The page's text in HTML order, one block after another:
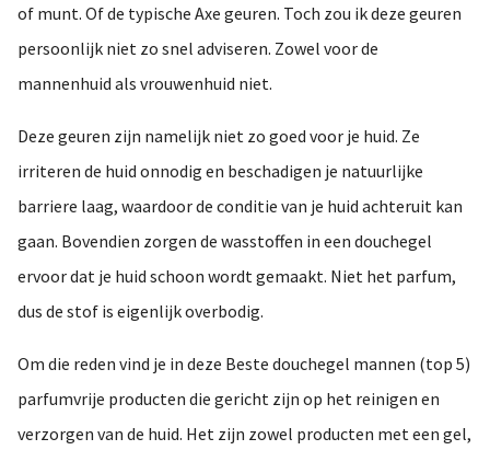
of munt. Of de typische Axe geuren. Toch zou ik deze geuren
persoonlijk niet zo snel adviseren. Zowel voor de
mannenhuid als vrouwenhuid niet.
Deze geuren zijn namelijk niet zo goed voor je huid. Ze
irriteren de huid onnodig en beschadigen je natuurlijke
barriere laag, waardoor de conditie van je huid achteruit kan
gaan. Bovendien zorgen de wasstoffen in een douchegel
ervoor dat je huid schoon wordt gemaakt. Niet het parfum,
dus de stof is eigenlijk overbodig.
Om die reden vind je in deze Beste douchegel mannen (top 5)
parfumvrije producten die gericht zijn op het reinigen en
verzorgen van de huid. Het zijn zowel producten met een gel,